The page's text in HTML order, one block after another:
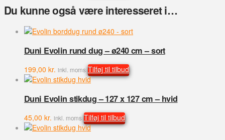
Du kunne også være interesseret i…
Duni Evolin rund dug – ø240 cm – sort
199,00 kr. inkl. moms Tilføj til tilbud
Duni Evolin stikdug – 127 x 127 cm – hvid
45,00 kr. inkl. moms Tilføj til tilbud